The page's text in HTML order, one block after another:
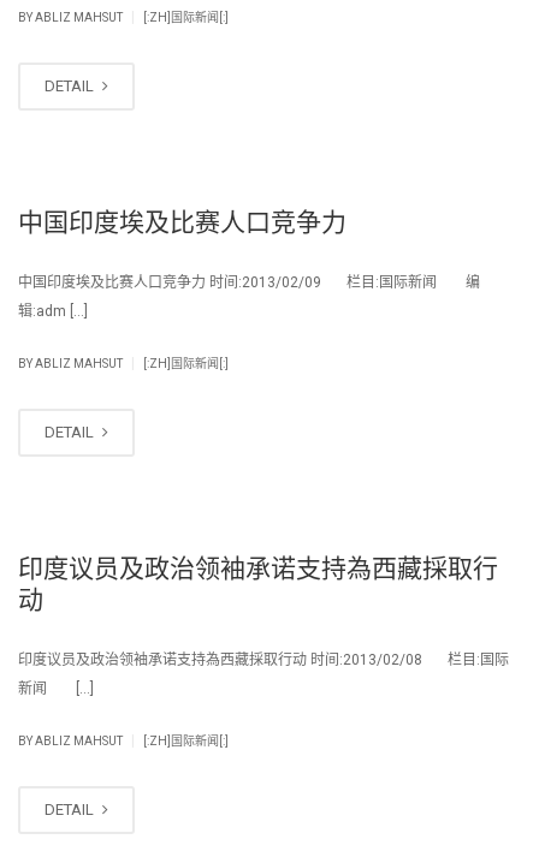
BYABLIZ MAHSUT [:ZH]国际新闻[:]
DETAIL
中国印度埃及比赛人口竞争力
中国印度埃及比赛人口竞争力 时间:2013/02/09 栏目:国际新闻 编
辑:adm […]
BYABLIZ MAHSUT [:ZH]国际新闻[:]
DETAIL
印度议员及政治领袖承诺支持為西藏採取行
动
印度议员及政治领袖承诺支持為西藏採取行动 时间:2013/02/08 栏目:国际
新闻 […]
BYABLIZ MAHSUT [:ZH]国际新闻[:]
DETAIL